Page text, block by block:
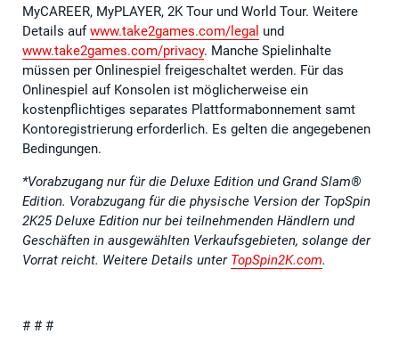
MyCAREER, MyPLAYER, 2K Tour und World Tour. Weitere
Details aufwww.take2games.com/legal und
www.take2games.com/privacy. Manche Spielinhalte
müssen per Onlinespiel freigeschaltet werden. Für das
Onlinespiel auf Konsolen ist möglicherweise ein
kostenpflichtiges separates Plattformabonnement samt
Kontoregistrierung erforderlich. Es gelten die angegebenen
Bedingungen.
*Vorabzugang nur für die Deluxe Edition und Grand Slam®
Edition. Vorabzugang für die physische Version der TopSpin
2K25 Deluxe Edition nur bei teilnehmenden Händlern und
Geschäften in ausgewählten Verkaufsgebieten, solange der
Vorrat reicht. Weitere Details unter TopSpin2K.com.
# # #